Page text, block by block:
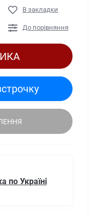
В закладки
До порівняння
по Україні